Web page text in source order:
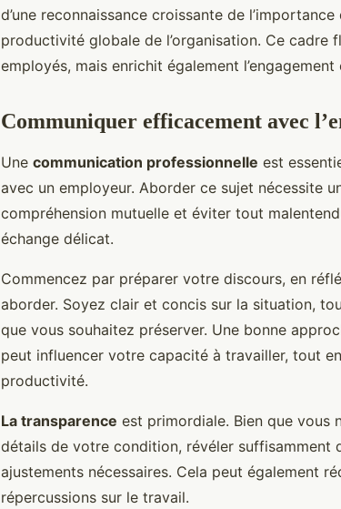
d’une reconnaissance croissante de
productivité globale de l’organisation. Ce cadre
employés, mais enrichit également
Communiquer efficacement avec
Une communication professionnelle est
avec un employeur. Aborder ce sujet nécessite
compréhension mutuelle et éviter tout
échange délicat.
Commencez par préparer votre discours, en
aborder. Soyez clair et concis sur la situation,
que vous souhaitez préserver. Une bonne
peut influencer votre capacité à travailler, tout
productivité.
La transparence est primordiale. Bien que vous
détails de votre condition, révéler suffisamment
ajustements nécessaires. Cela peut également
répercussions sur le travail.